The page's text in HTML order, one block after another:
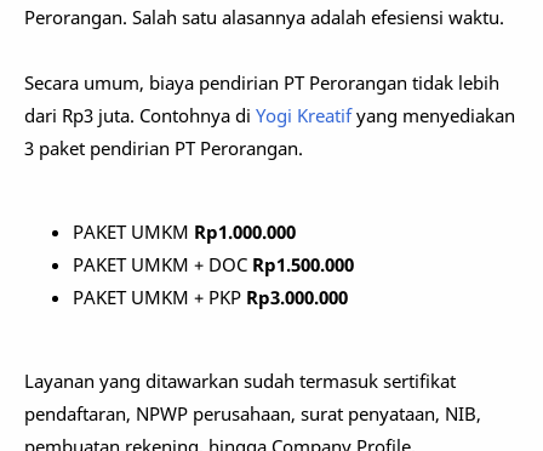
Perorangan. Salah satu alasannya adalah efesiensi waktu.
Secara umum, biaya pendirian PT Perorangan tidak lebih
dari Rp3 juta. Contohnya di Yogi Kreatifyang menyediakan
3 paket pendirian PT Perorangan.
PAKET UMKM Rp1.000.000
PAKET UMKM + DOC Rp1.500.000
PAKET UMKM + PKP Rp3.000.000
Layanan yang ditawarkan sudah termasuk sertifikat
pendaftaran, NPWP perusahaan, surat penyataan, NIB,